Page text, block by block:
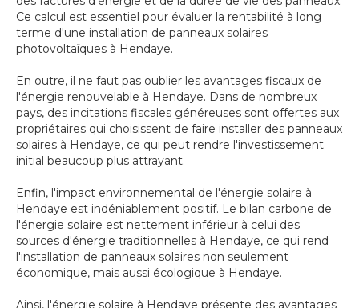
Ce calcul est essentiel pour évaluer la rentabilité à long
terme d'une installation de panneaux solaires
photovoltaïques à Hendaye.
En outre, il ne faut pas oublier les avantages fiscaux de
l'énergie renouvelable à Hendaye. Dans de nombreux
pays, des incitations fiscales généreuses sont offertes aux
propriétaires qui choisissent de faire installer des panneaux
solaires à Hendaye, ce qui peut rendre l'investissement
initial beaucoup plus attrayant.
Enfin, l'impact environnemental de l'énergie solaire à
Hendaye est indéniablement positif. Le bilan carbone de
l'énergie solaire est nettement inférieur à celui des
sources d'énergie traditionnelles à Hendaye, ce qui rend
l'installation de panneaux solaires non seulement
économique, mais aussi écologique à Hendaye.
Ainsi, l'énergie solaire à Hendaye présente des avantages